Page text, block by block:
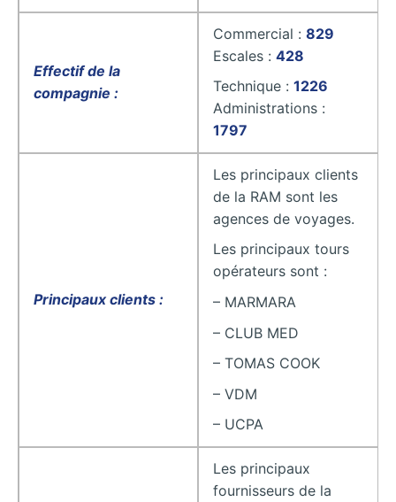
Effectif de la
compagnie :
Commercial : 829
Escales : 428
Technique : 1226
Administrations :
1797
Principaux clients :
Les principaux clients
de la RAM sont les
agences de voyages.
Les principaux tours
opérateurs sont :
– MARMARA
– CLUB MED
– TOMAS COOK
– VDM
– UCPA
Les principaux
fournisseurs de la